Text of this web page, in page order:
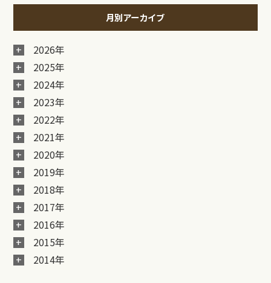
月別アーカイブ
2026年
2025年
2024年
2023年
2022年
2021年
2020年
2019年
2018年
2017年
2016年
2015年
2014年